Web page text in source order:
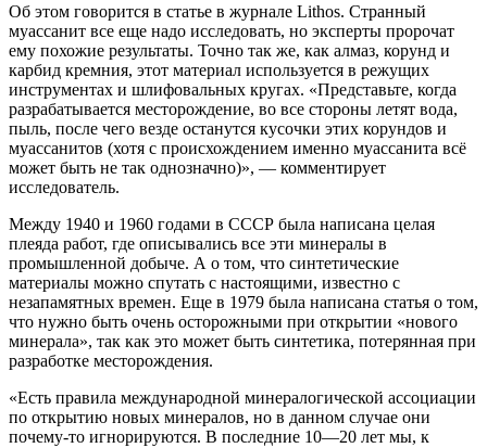
Об этом говорится в статье в журнале Lithos. Странный
муассанит все еще надо исследовать, но эксперты пророчат
ему похожие результаты. Точно так же, как алмаз, корунд и
карбид кремния, этот материал используется в режущих
инструментах и шлифовальных кругах. «Представьте, когда
разрабатывается месторождение, во все стороны летят вода,
пыль, после чего везде останутся кусочки этих корундов и
муассанитов (хотя с происхождением именно муассанита всё
может быть не так однозначно)», — комментирует
исследователь.
Между 1940 и 1960 годами в СССР была написана целая
плеяда работ, где описывались все эти минералы в
промышленной добыче. А о том, что синтетические
материалы можно спутать с настоящими, известно с
незапамятных времен. Еще в 1979 была написана статья о том,
что нужно быть очень осторожными при открытии «нового
минерала», так как это может быть синтетика, потерянная при
разработке месторождения.
«Есть правила международной минералогической ассоциации
по открытию новых минералов, но в данном случае они
почему-то игнорируются. В последние 10—20 лет мы, к